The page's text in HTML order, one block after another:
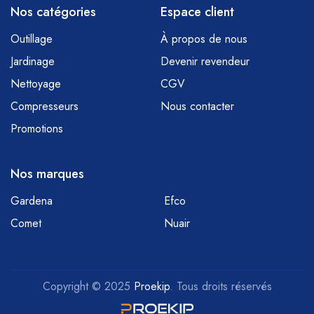
Nos catégories
Outillage
Jardinage
Nettoyage
Compresseurs
Promotions
Espace client
À propos de nous
Devenir revendeur
CGV
Nous contacter
Nos marques
Gardena
Efco
Comet
Nuair
Copyright © 2025 Proekip. Tous droits réservés